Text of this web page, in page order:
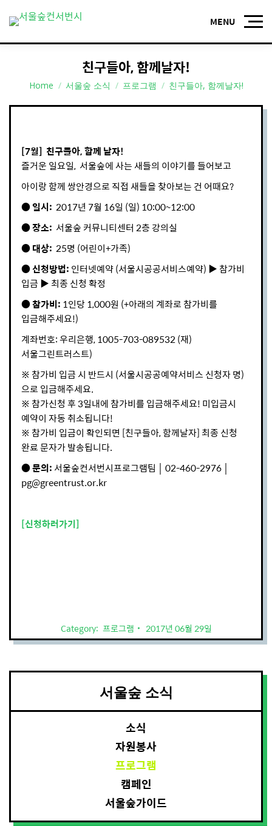
친구들아, 함께날자!
You are here:
Home 서울숲 소식 프로그램 친구들아, 함께날자!
[7월] 친구들아, 함께 날자!
즐거운 일요일, 서울숲에 사는 새들의 이야기를 들어보고
아이랑 함께 쌍안경으로 직접 새들을 찾아보는 건 어때요?
● 일시: 2017년 7월 16일 (일) 10:00~12:00
● 장소: 서울숲 커뮤니티센터 2층 강의실
● 대상: 25명 (어린이+가족)
● 신청방법: 인터넷예약 (서울시공공서비스예약) ▶ 참가비
입금 ▶ 최종 신청 확정
● 참가비: 1인당 1,000원 (+아래의 계좌로 참가비를
입금해주세요!)
계좌번호: 우리은행, 1005-703-089532 (재)
서울그린트러스트)
※ 참가비 입금 시 반드시 (서울시공공예약서비스 신청자 명)
으로 입금해주세요.
※ 참가신청 후 3일내에 참가비를 입금해주세요! 미입금시
예약이 자동 취소됩니다!
※ 참가비 입금이 확인되면 [친구들아, 함께날자] 최종 신청
완료 문자가 발송됩니다.
● 문의: 서울숲컨서번시프로그램팀 │ 02-460-2976 │
pg@greentrust.or.kr
[신청하러가기]
Category: 프로그램 2017년 06월 29일
서울숲 소식
소식
자원봉사
프로그램
캠페인
서울숲가이드